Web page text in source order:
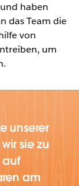
haben
das Team die
von
um
unserer
sie zu
auf
am